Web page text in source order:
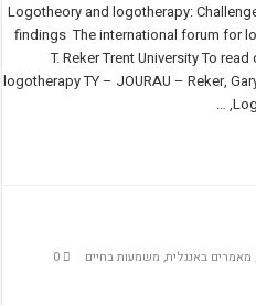
Logotheory and logotherapy:
findings The international forum for
T. Reker Trent University To
logotherapy TY – JOURAU – Reker,
, מאמרים באנגלית, משמעות בחיים 0